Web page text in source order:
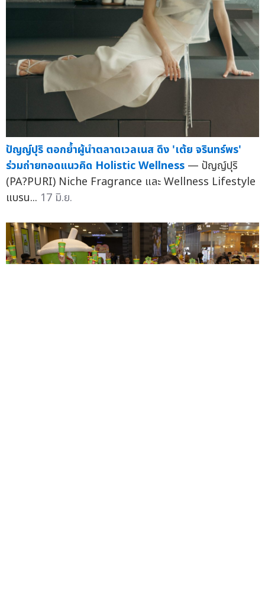
ปัญญ์ปุริ ตอกย้ำผู้นำตลาดเวลเนส ดึง 'เต้ย จรินทร์พร'
ร่วมถ่ายทอดแนวคิด Holistic Wellness — ปัญญ์ปุริ
(PA?PURI) Niche Fragrance และ Wellness Lifestyle
แบรน... 17 มิ.ย.